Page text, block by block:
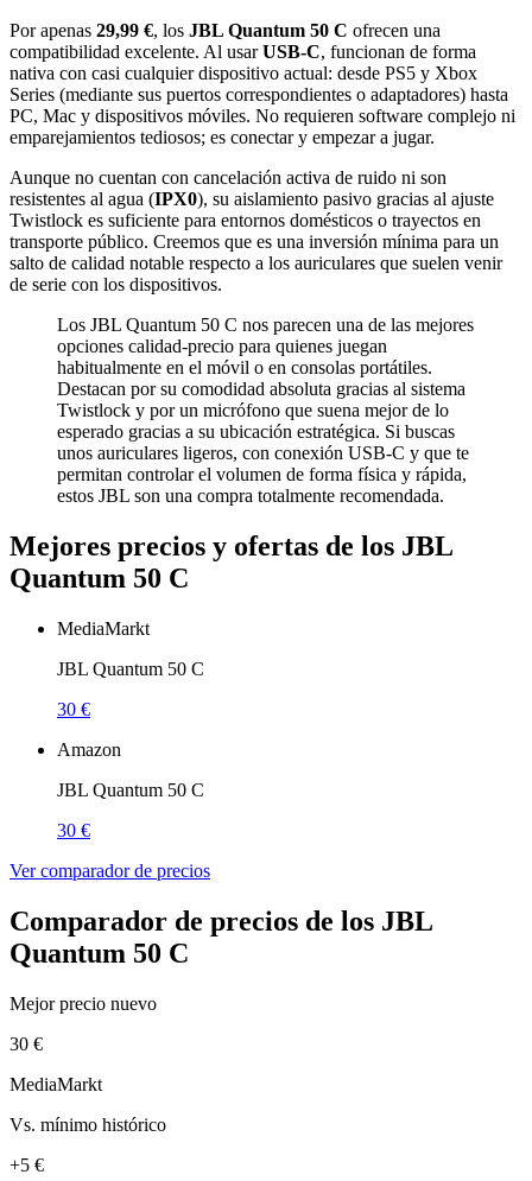
Por apenas 29,99 €, los JBL Quantum 50 C ofrecen una
compatibilidad excelente. Al usarUSB-C, funcionan de forma
nativa con casi cualquier dispositivo actual: desde PS5 y Xbox
Series (mediante sus puertos correspondientes o adaptadores) hasta
PC, Mac y dispositivos móviles. No requieren software complejo ni
emparejamientos tediosos; es conectar y empezar a jugar.
Aunque no cuentan con cancelación activa de ruido ni son
resistentes al agua (IPX0), su aislamiento pasivo gracias al ajuste
Twistlock es suficiente para entornos domésticos o trayectos en
transporte público. Creemos que es una inversión mínima para un
salto de calidad notable respecto a los auriculares que suelen venir
de serie con los dispositivos.
Los JBL Quantum 50 C nos parecen una de las mejores
opciones calidad-precio para quienes juegan
habitualmente en el móvil o en consolas portátiles.
Destacan por su comodidad absoluta gracias al sistema
Twistlock y por un micrófono que suena mejor de lo
esperado gracias a su ubicación estratégica. Si buscas
unos auriculares ligeros, con conexión USB-C y que te
permitan controlar el volumen de forma física y rápida,
estos JBL son una compra totalmente recomendada.
Mejores precios y ofertas de los JBL
Quantum 50 C
MediaMarkt
JBL Quantum 50 C
30 €
Amazon
JBL Quantum 50 C
30 €
Ver comparador de precios
Comparador de precios de los JBL
Quantum 50 C
Mejor precio nuevo
30 €
MediaMarkt
Vs. mínimo histórico
+5 €